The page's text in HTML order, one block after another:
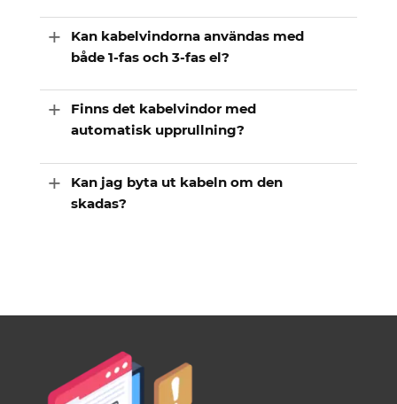
Kan kabelvindorna användas med
både 1-fas och 3-fas el?
Finns det kabelvindor med
automatisk upprullning?
Kan jag byta ut kabeln om den
skadas?